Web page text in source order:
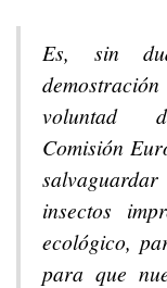
Es, sin
voluntad
Comisión
insectos
ecológico,
para que